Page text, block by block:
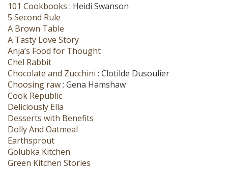
101 Cookbooks : Heidi Swanson
5 Second Rule
A Brown Table
A Tasty Love Story
Anja’s Food for Thought
Chel Rabbit
Chocolate and Zucchini : Clotilde Dusoulier
Choosing raw: Gena Hamshaw
Cook Republic
Deliciously Ella
Desserts with Benefits
Dolly And Oatmeal
Earthsprout
Golubka Kitchen
Green Kitchen Stories